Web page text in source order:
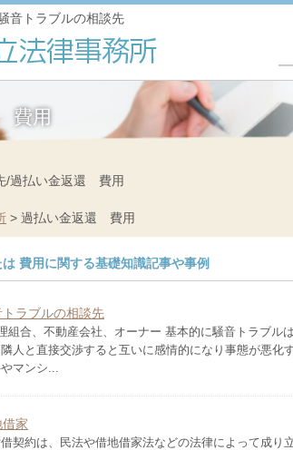
音トラブルの相談先
費用
/過払い金返還 費用
> 過払い金返還 費用
費用に関する基礎知識記事や事例
トラブルの相談先
組合、不動産会社、オーナー 基本的に騒音トラブル
隣人と直接交渉すると互いに感情的になり事態が悪化
マンシ...
家
契約は、民法や借地借家法などの法律によって成り